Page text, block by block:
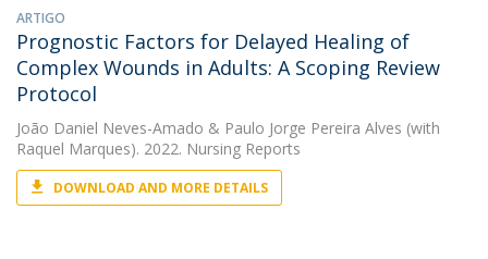
ARTIGO
Prognostic Factors for Delayed Healing of
Complex Wounds in Adults: A Scoping Review
Protocol
João Daniel Neves-Amado & Paulo Jorge Pereira Alves (with
Raquel Marques). 2022. Nursing Reports
DOWNLOAD AND MORE DETAILS